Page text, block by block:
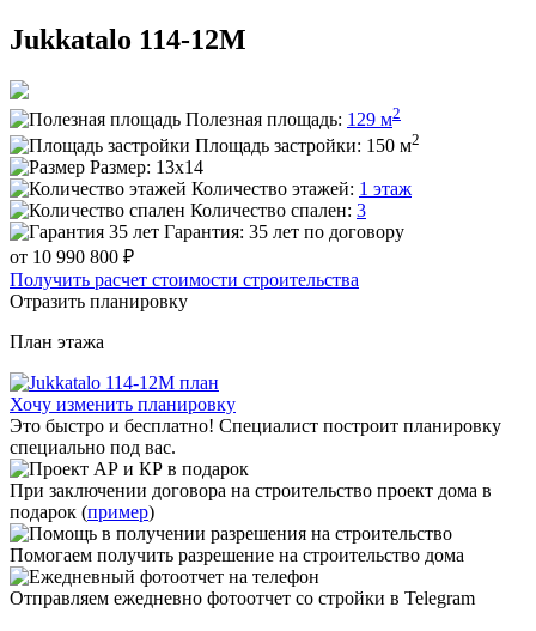
Jukkatalo 114-12M
Полезная площадь: 129 м2
Площадь застройки: 150 м2
Размер: 13x14
Количество этажей: 1 этаж
Количество спален: 3
Гарантия: 35 лет по договору
от 10 990 800 ₽
Получить расчет стоимости строительства
Отразить планировку
План этажа
Хочу изменить планировку
Это быстро и бесплатно! Специалист построит планировку
специально под вас.
При заключении договора на строительство проект дома в
подарок (пример)
Помогаем получить разрешение на строительство дома
Отправляем ежедневно фотоотчет со стройки в Telegram